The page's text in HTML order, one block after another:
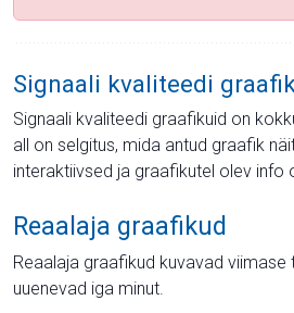
Signaali kvaliteedi
Signaali kvaliteedi graafikuid on
all on selgitus, mida antud graafik
interaktiivsed ja graafikutel olev info
Reaalaja graafikud
Reaalaja graafikud kuvavad viimase
uuenevad iga minut.